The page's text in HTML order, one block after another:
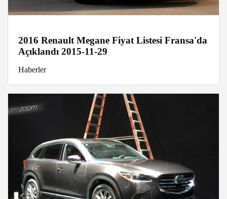
2016 Renault Megane Fiyat Listesi Fransa'da
Açıklandı 2015-11-29
Haberler